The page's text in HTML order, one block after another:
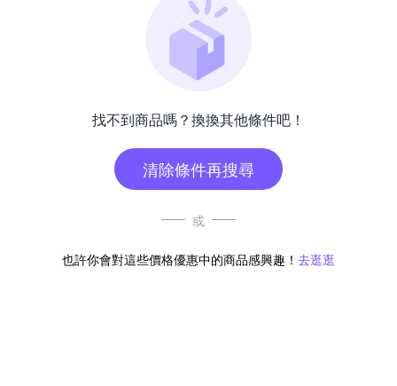
找不到商品嗎？換換其他條件吧！
清除條件再搜尋
或
也許你會對這些價格優惠中的商品感興趣！ 去逛逛